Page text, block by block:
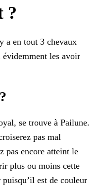
?
a en tout 3 chevaux
évidemment les avoir
se trouve à Pailune.
pas mal
pas encore atteint le
plus ou moins cette
est de couleur